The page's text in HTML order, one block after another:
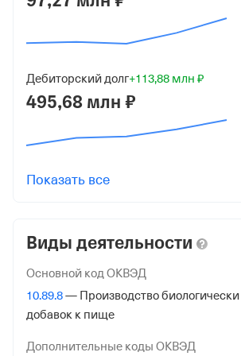
ИНН
1072225003014
от 4 апреля 2007
29 ноября 2021
Налоговая
Межрайонная Инспекция
Службы № 16 по Алтайскому краю
Дебиторский долг+113,88 млн ₽
495,68 млн ₽
Показать все
Виды деятельности
Основной код ОКВЭД
10.89.8— Производство
добавок к пище
Дополнительные коды ОКВЭД